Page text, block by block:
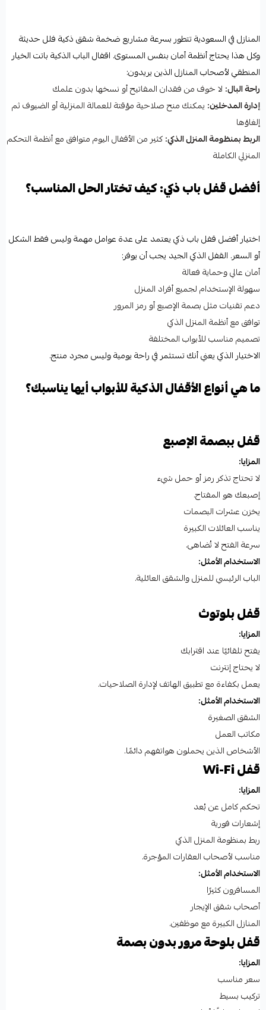
المنازل في السعودية تتطور بسرعة مشاريع ضخمة شقق ذكية فلل حديثة
وكل هذا يحتاج أنظمة أمان بنفس المستوى. اقفال الباب الذكية باتت الخيار
المنطقي لأصحاب المنازل الذين يريدون:
راحة البال: لا خوف من فقدان المفاتيح أو نسخها بدون علمك
إدارة المدخلين: يمكنك منح صلاحية مؤقتة للعمالة المنزلية أو الضيوف ثم
إلغاؤها
الربط بمنظومة المنزل الذكي:كثير من الأقفال اليوم متوافق مع أنظمة التحكم
المنزلي الكاملة
أفضل قفل باب ذكي: كيف تختار الحل المناسب؟
اختيار أفضل قفل باب ذكي يعتمد على عدة عوامل مهمة وليس فقط الشكل
أو السعر. القفل الذكي الجيد يجب أن يوفر:
أمان عالي وحماية فعالة
سهولة الإستخدام لجميع أفراد المنزل
دعم تقنيات مثل بصمة الإصبع أو رمز المرور
توافق مع أنظمة المنزل الذكي
تصميم مناسب للأبواب المختلفة
الاختيار الذكي يعني أنك تستثمر في راحة يومية وليس مجرد منتج.
ما هي أنواع الأقفال الذكية للأبواب أيها يناسبك؟
قفل ببصمة الإصبع
المزايا:
لا تحتاج تذكر رمز أو حمل شيء
إصبعك هو المفتاح.
يخزن عشرات البصمات
يناسب العائلات الكبيرة
سرعة الفتح لا تُضاهى.
الاستخدام الأمثل:
الباب الرئيسي للمنزل والشقق العائلية.
قفل بلوتوث
المزايا:
يفتح تلقائيًا عند اقترابك
لا يحتاج إنترنت
يعمل بكفاءة مع تطبيق الهاتف لإدارة الصلاحيات.
الاستخدام الأمثل:
الشقق الصغيرة
مكاتب العمل
الأشخاص الذين يحملون هواتفهم دائمًا.
قفل Wi-Fi
المزايا:
تحكم كامل عن بُعد
إشعارات فورية
ربط بمنظومة المنزل الذكي
مناسب لأصحاب العقارات المؤجرة.
الاستخدام الأمثل:
المسافرون كثيرًا
أصحاب شقق الإيجار
المنازل الكبيرة مع موظفين.
قفل بلوحة مرور بدون بصمة
المزايا:
سعر مناسب
تركيب بسيط